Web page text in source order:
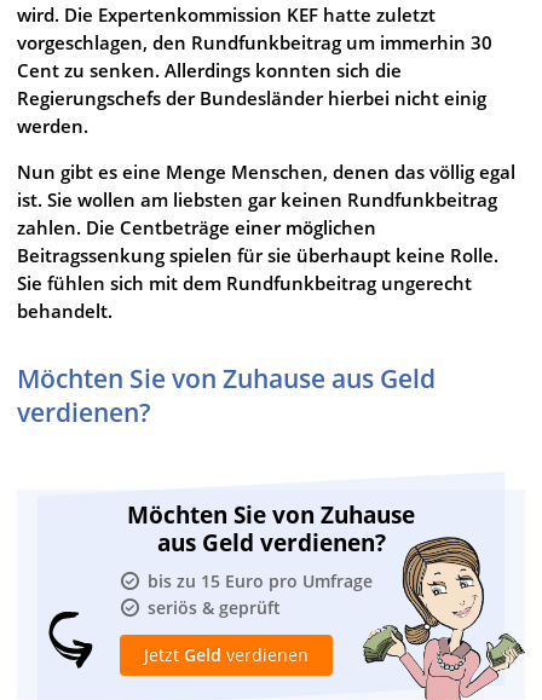
wird. Die Expertenkommission KEF hatte zuletzt
vorgeschlagen, den Rundfunkbeitrag um immerhin 30
Cent zu senken. Allerdings konnten sich die
Regierungschefs der Bundesländer hierbei nicht einig
werden.
Nun gibt es eine Menge Menschen, denen das völlig egal
ist. Sie wollen am liebsten gar keinen Rundfunkbeitrag
zahlen. Die Centbeträge einer möglichen
Beitragssenkung spielen für sie überhaupt keine Rolle.
Sie fühlen sich mit dem Rundfunkbeitrag ungerecht
behandelt.
Möchten Sie von Zuhause aus Geld
verdienen?
Möchten Sie von Zuhause
aus Geld verdienen?
bis zu 15 Euro pro Umfrage
seriös & geprüft
Jetzt Geld verdienen